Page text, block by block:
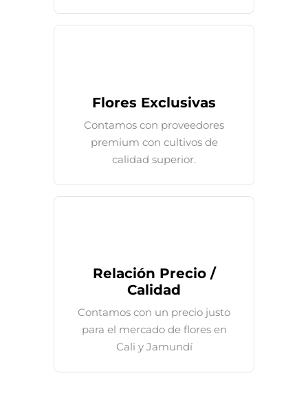
Flores Exclusivas
Contamos con proveedores
premium con cultivos de
calidad superior.
Relación Precio /
Calidad
Contamos con un precio justo
para el mercado de flores en
Cali y Jamundí